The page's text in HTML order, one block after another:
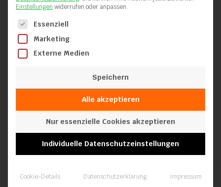
Einstellungen widerrufen oder anpassen.
Es folgt eine Liste der Service-Gruppen, für die eine
Essenziell
Marketing
Externe Medien
Speichern
Alle akzeptieren
Nur essenzielle Cookies akzeptieren
Individuelle Datenschutzeinstellungen
Cookie-Details Datenschutzerklärung Impressum